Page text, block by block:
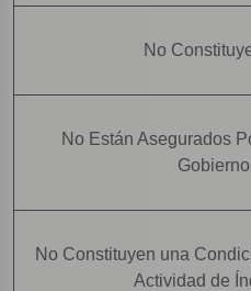
No
No Están Asegurados
No Constituyen una
Actividad de